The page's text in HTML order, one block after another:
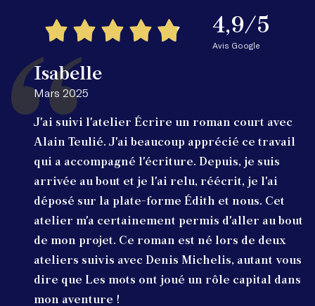
4,9/5
Avis Google
Isabelle
Mars 2025
J'ai suivi l'atelier Écrire un roman court avec
Alain Teulié. J'ai beaucoup apprécié ce travail
qui a accompagné l'écriture. Depuis, je suis
arrivée au bout et je l'ai relu, réécrit, je l'ai
déposé sur la plate-forme Édith et nous. Cet
atelier m'a certainement permis d'aller au bout
de mon projet. Ce roman est né lors de deux
ateliers suivis avec Denis Michelis, autant vous
dire que Les mots ont joué un rôle capital dans
mon aventure !